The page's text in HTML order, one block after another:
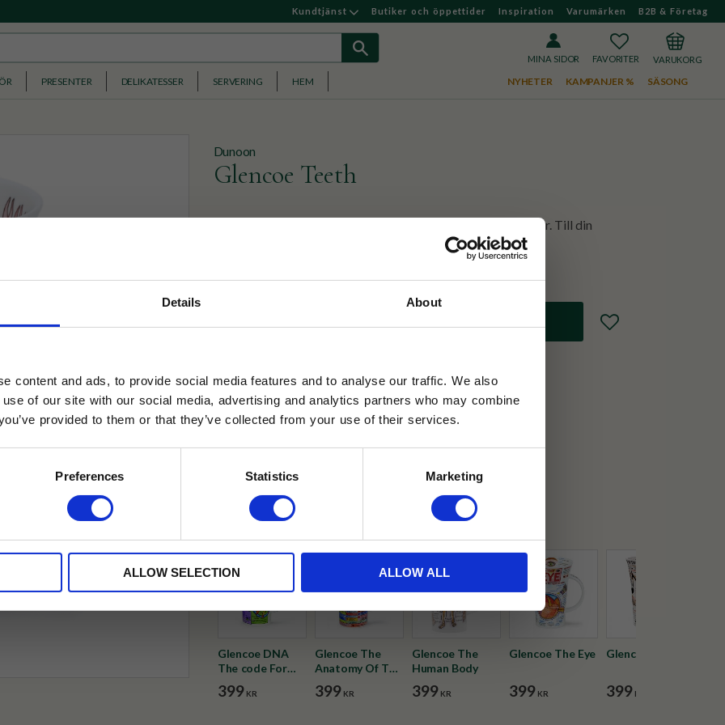
Details About
content and ads, to provide social media features and to analyse our traffic. We also
of our site with our social media, advertising and analytics partners who may combine
provided to them or that they’ve collected from your use of their services.
Preferences Statistics Marketing
ALLOW SELECTION ALLOW ALL
Kundtjänst Butiker och öppettider Inspiration Varumärken B2B & Företag
MINA SIDOR
FAVORITERKUNDVAGN
PRESENTER DELIKATESSER SERVERING HEM NYHETER KAMPANJER % SÄSONG
Dunoon
Glencoe Teeth
En kvalitetsmugg med anatomiska och roliga fakta om tänder. Till din
tandläkarvän att ha som fikamugg på jobbet!
399KR
Lägg till i favoriter
✓ Fri frakt över 399 kr
✓ Betala direkt eller inom 30 dagar
✓ Gratis teprov i varje beställning
Visa alla produkter från Dunoon
Glencoe DNA
The code For
Life
399 KR
Glencoe The
Anatomy Of The
Brain
399 KR
Glencoe The
Human Body
399 KR
Glencoe The Eye
399 KR
Glencoe Music
399 KR
Läs mer
Rabatten fungerar endast
med andra erbjudanden.